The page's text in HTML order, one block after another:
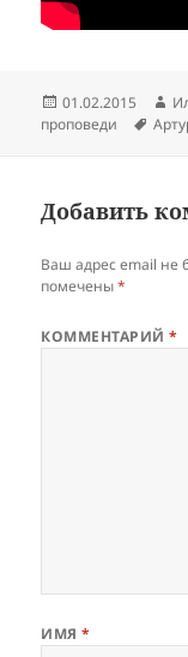
Опубликовано
01.02.2015
проповеди
Добавить
Ваш адрес email не
помечены*
КОММЕНТАРИЙ*
ИМЯ*